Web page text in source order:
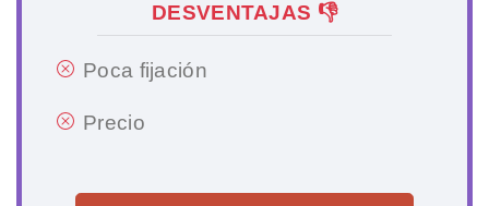
DESVENTAJAS 👎
Poca fijación
Precio